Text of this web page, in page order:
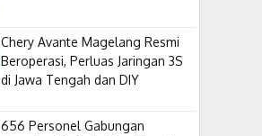
​Chery Avante Magelang Resmi
Beroperasi, Perluas Jaringan 3S
di Jawa Tengah dan DIY
656 Personel Gabungan